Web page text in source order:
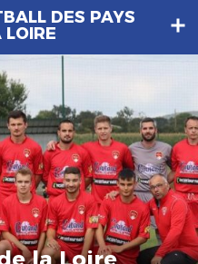
DES PAYS
LOIRE